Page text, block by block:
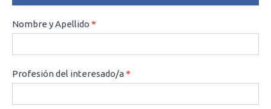
CONSULTAS
Nombre y Apellido *
Profesión del interesado/a*